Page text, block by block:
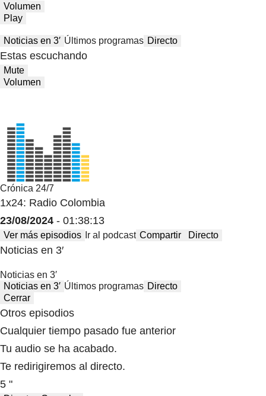
Volumen
Play
Noticias en 3′ Últimos programas Directo
Estas escuchando
Mute
Volumen
Crónica 24/7
1x24: Radio Colombia
23/08/2024 - 01:38:13
Ver más episodios Ir al podcast Compartir Directo
Noticias en 3′
Noticias en 3′
Noticias en 3′ Últimos programas Directo
Cerrar
Otros episodios
Cualquier tiempo pasado fue anterior
Tu audio se ha acabado.
Te redirigiremos al directo.
5 "